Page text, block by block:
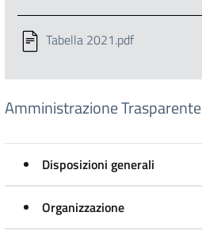
Tabella 2021.pdf
Amministrazione Trasparente
Disposizioni generali
Organizzazione